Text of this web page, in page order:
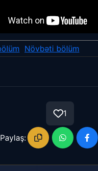
Növbəti bölüm
1
Paylaş: